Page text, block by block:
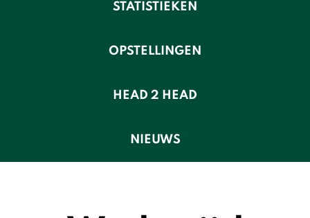
STATISTIEKEN
OPSTELLINGEN
HEAD 2 HEAD
NIEUWS